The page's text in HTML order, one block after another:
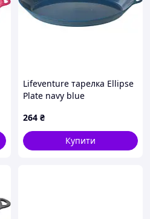
Lifeventure тарелка Ellipse
Plate navy blue
264 ₴
Купити